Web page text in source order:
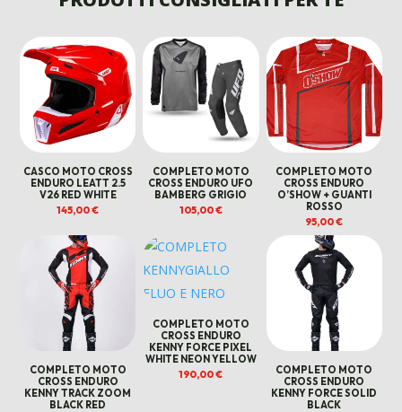
CASCO MOTO CROSS
ENDURO LEATT 2.5
V26 RED WHITE
145,00€
COMPLETO MOTO
CROSS ENDURO UFO
BAMBERG GRIGIO
105,00€
COMPLETO MOTO
CROSS ENDURO
O’SHOW + GUANTI
ROSSO
95,00€
COMPLETO MOTO
CROSS ENDURO
KENNY TRACK ZOOM
BLACK RED
COMPLETO MOTO
CROSS ENDURO
KENNY FORCE PIXEL
WHITE NEON YELLOW
190,00€
COMPLETO MOTO
CROSS ENDURO
KENNY FORCE SOLID
BLACK